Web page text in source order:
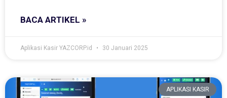
BACA ARTIKEL »
Aplikasi Kasir YAZCORP.id 30 Januari 2025
APLIKASI KASIR